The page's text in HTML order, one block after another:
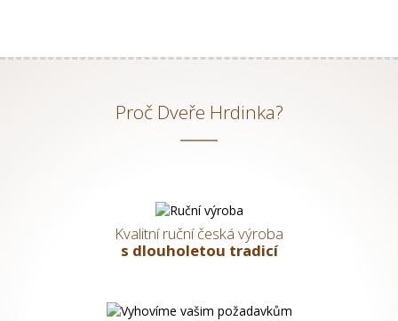
Proč Dveře Hrdinka?
Kvalitní ruční česká výroba
s dlouholetou tradicí